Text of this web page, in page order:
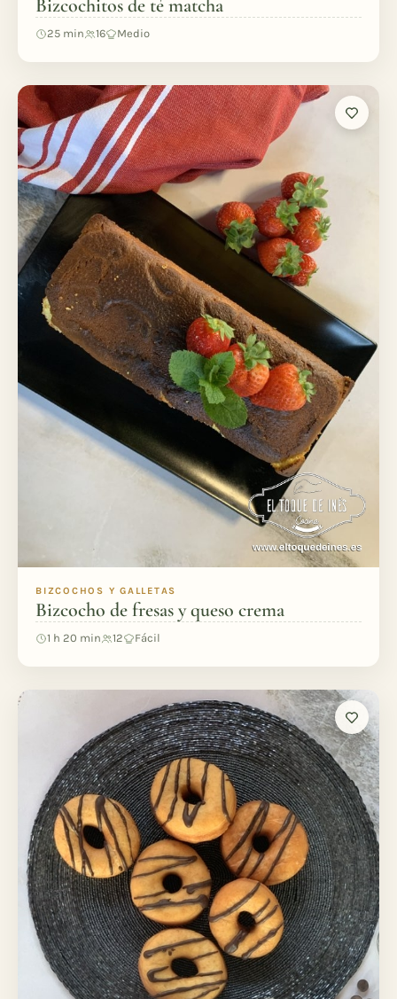
Bizcochitos de té matcha
25 min 16 Medio
BIZCOCHOS Y GALLETAS
Bizcocho de fresas y queso crema
1 h 20 min 12 Fácil